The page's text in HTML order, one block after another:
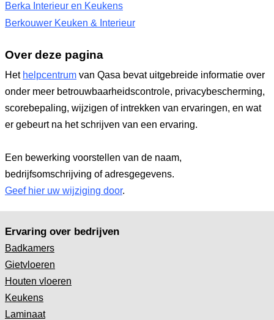
Berka Interieur en Keukens
Berkouwer Keuken & Interieur
Over deze pagina
Het helpcentrum van Qasa bevat uitgebreide informatie over
onder meer betrouwbaarheidscontrole, privacybescherming,
scorebepaling, wijzigen of intrekken van ervaringen, en wat
er gebeurt na het schrijven van een ervaring.
Een bewerking voorstellen van de naam,
bedrijfsomschrijving of adresgegevens.
Geef hier uw wijziging door.
Ervaring over bedrijven
Badkamers
Gietvloeren
Houten vloeren
Keukens
Laminaat